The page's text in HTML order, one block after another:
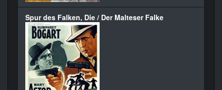
Spur des Falken, Die / Der Malteser Falke